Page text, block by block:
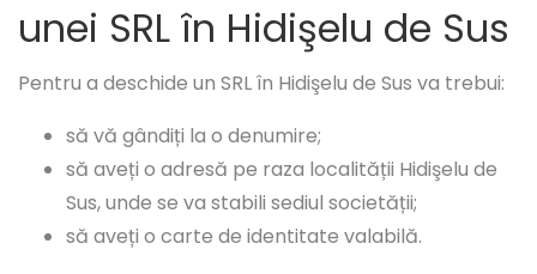
unei SRL în Hidişelu de Sus
Pentru a deschide un SRL în Hidişelu de Sus va trebui:
să vă gândiți la o denumire;
să aveți o adresă pe raza localității Hidişelu de
Sus, unde se va stabili sediul societății;
să aveți o carte de identitate valabilă.